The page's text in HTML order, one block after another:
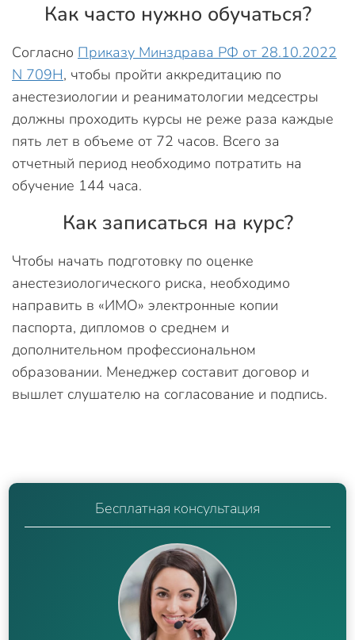
Как часто нужно обучаться?
Согласно Приказу Минздрава РФ от 28.10.2022
N 709Н, чтобы пройти аккредитацию по
анестезиологии и реаниматологии медсестры
должны проходить курсы не реже раза каждые
пять лет в объеме от 72 часов. Всего за
отчетный период необходимо потратить на
обучение 144 часа.
Как записаться на курс?
Чтобы начать подготовку по оценке
анестезиологического риска, необходимо
направить в «ИМО» электронные копии
паспорта, дипломов о среднем и
дополнительном профессиональном
образовании. Менеджер составит договор и
вышлет слушателю на согласование и подпись.
Бесплатная консультация